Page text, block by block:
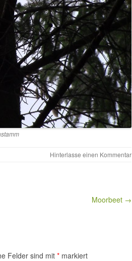
Hinterlasse einen Kommentar
Moorbeet →
Felder sind mit* markiert